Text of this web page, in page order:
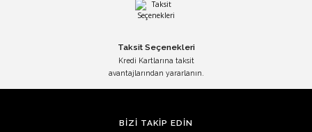
Taksit Seçenekleri
Kredi Kartlarına taksit
avantajlarından yararlanın.
BİZİ TAKİP EDİN